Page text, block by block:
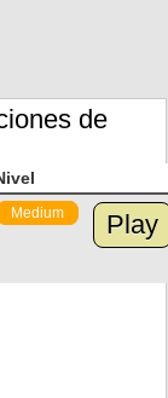
de
Medium Play